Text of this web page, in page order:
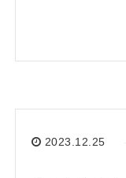
2023.12.25